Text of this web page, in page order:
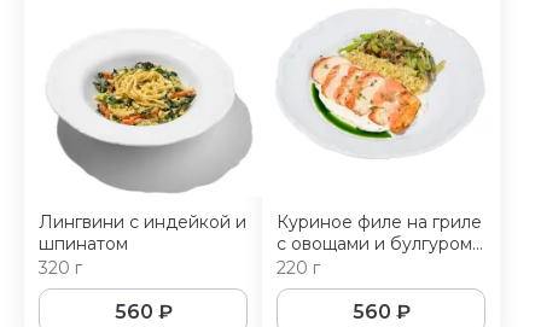
Лингвини с индейкой и
шпинатом
320 г
560 ₽
Куриное филе на гриле
с овощами и булгуром
в сливочно-горчичном
соусе
220 г
560 ₽